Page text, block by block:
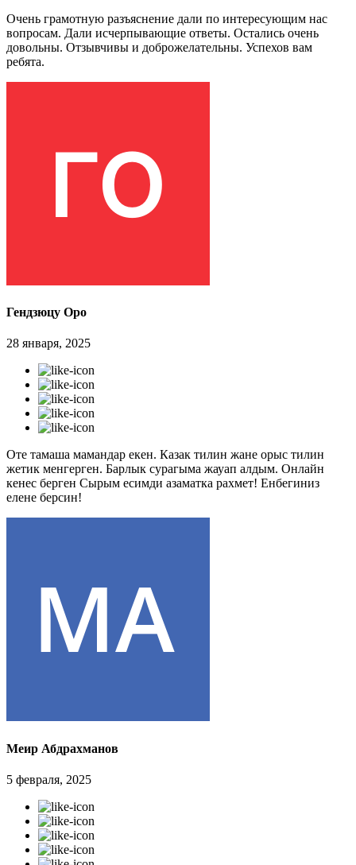
Очень грамотную разъяснение дали по интересующим нас
вопросам. Дали исчерпывающие ответы. Остались очень
довольны. Отзывчивы и доброжелательны. Успехов вам
ребята.
Гендзюцу Оро
28 января, 2025
Оте тамаша мамандар екен. Казак тилин жане орыс тилин
жетик менгерген. Барлык сурагыма жауап алдым. Онлайн
кенес берген Сырым есимди азаматка рахмет! Енбегиниз
елене берсин!
Меир Абдрахманов
5 февраля, 2025